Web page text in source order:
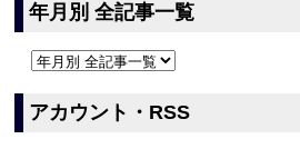
年月別 全記事一覧
アカウント・RSS